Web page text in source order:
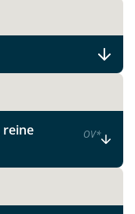
reine
OV*